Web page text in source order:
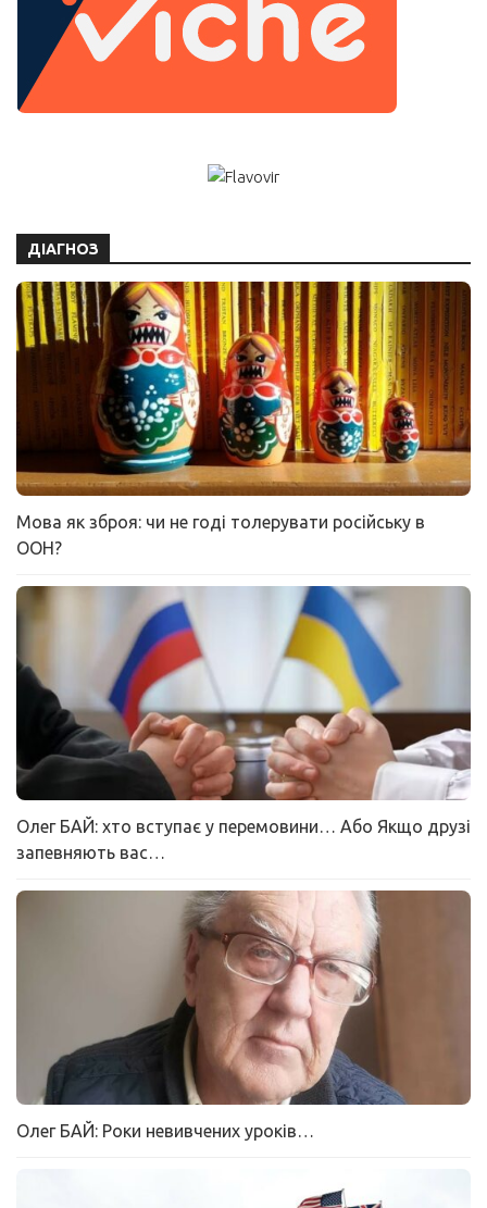
ДІАГНОЗ
Мова як зброя: чи не годі толерувати російську в
ООН?
Олег БАЙ: хто вступає у перемовини… Або Якщо друзі
запевняють вас…
Олег БАЙ: Роки невивчених уроків…